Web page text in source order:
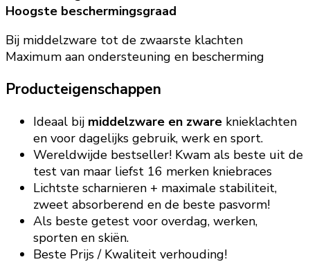
€109,95.€59,95.
Hoogste beschermingsgraad
Bij middelzware tot de zwaarste klachten
Maximum aan ondersteuning en bescherming
Producteigenschappen
Ideaal bij middelzware en zware knieklachten
en voor dagelijks gebruik, werk en sport.
Wereldwijde bestseller! Kwam als beste uit de
test van maar liefst 16 merken kniebraces
Lichtste scharnieren + maximale stabiliteit,
zweet absorberend en de beste pasvorm!
Als beste getest voor overdag, werken,
sporten en skiën.
Beste Prijs / Kwaliteit verhouding!